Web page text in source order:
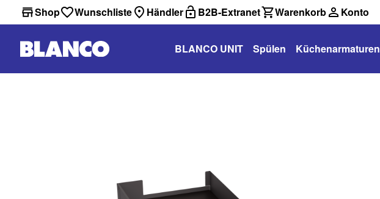
Shop Wunschliste Händler B2B-Extranet Warenkorb Konto
BLANCO UNIT Spülen Küchenarmaturen